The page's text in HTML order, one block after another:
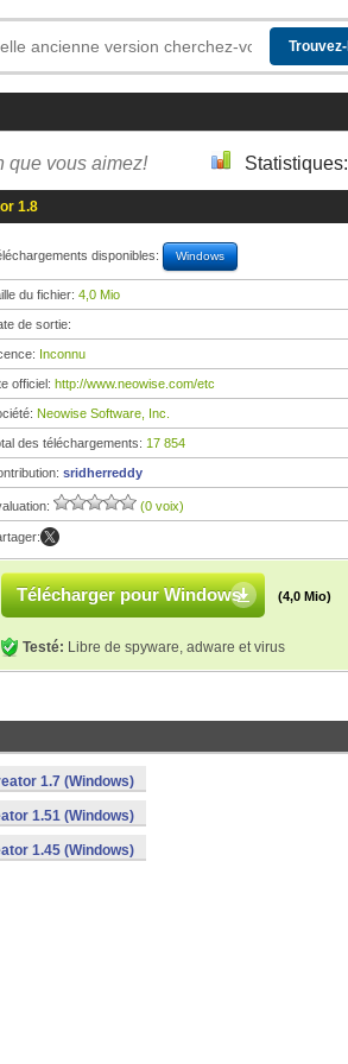
que vous aimez! Statistiques:
1.8
disponibles: Windows
du fichier: 4,0 Mio
de sortie:
Inconnu
officiel: http://www.neowise.com/etc
Neowise Software, Inc.
des téléchargements: 17 854
sridherreddy
(0 voix)
Télécharger pour Windows (4,0 Mio)
Testé: Libre de spyware, adware et virus
1.7 (Windows)
1.51 (Windows)
1.45 (Windows)